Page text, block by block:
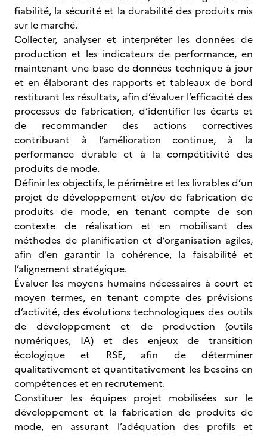
fiabilité, la sécurité et la durabilité des produits mis
sur le marché.
Collecter, analyser et interpréter les données de
production et les indicateurs de performance, en
maintenant une base de données technique à jour
et en élaborant des rapports et tableaux de bord
restituant les résultats, afin d’évaluer l’efficacité des
processus de fabrication, d’identifier les écarts et
de recommander des actions correctives
contribuant à l’amélioration continue, à la
performance durable et à la compétitivité des
produits de mode.
Définir les objectifs, le périmètre et les livrables d’un
projet de développement et/ou de fabrication de
produits de mode, en tenant compte de son
contexte de réalisation et en mobilisant des
méthodes de planification et d’organisation agiles,
afin d’en garantir la cohérence, la faisabilité et
l’alignement stratégique.
Évaluer les moyens humains nécessaires à court et
moyen termes, en tenant compte des prévisions
d’activité, des évolutions technologiques des outils
de développement et de production (outils
numériques, IA) et des enjeux de transition
écologique et RSE, afin de déterminer
qualitativement et quantitativement les besoins en
compétences et en recrutement.
Constituer les équipes projet mobilisées sur le
développement et la fabrication de produits de
mode, en assurant l’adéquation des profils et